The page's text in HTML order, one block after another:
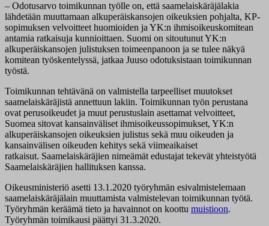
– Odotusarvo toimikunnan työlle on, että saamelaiskäräjälakia
lähdetään muuttamaan alkuperäiskansojen oikeuksien pohjalta, KP-
sopimuksen velvoitteet huomioiden ja YK:n ihmisoikeuskomitean
antamia ratkaisuja kunnioittaen. Suomi on sitoutunut YK:n
alkuperäiskansojen julistuksen toimeenpanoon ja se tulee näkyä
komitean työskentelyssä, jatkaa Juuso odotuksistaan toimikunnan
työstä.
Toimikunnan tehtävänä on valmistella tarpeelliset muutokset
saamelaiskäräjistä annettuun lakiin. Toimikunnan työn perustana
ovat perusoikeudet ja muut perustuslain asettamat velvoitteet,
Suomea sitovat kansainväliset ihmisoikeussopimukset, YK:n
alkuperäiskansojen oikeuksien julistus sekä muu oikeuden ja
kansainvälisen oikeuden kehitys sekä viimeaikaiset
ratkaisut. Saamelaiskäräjien nimeämät edustajat tekevät yhteistyötä
Saamelaiskäräjien hallituksen kanssa.
Oikeusministeriö asetti 13.1.2020 työryhmän esivalmistelemaan
saamelaiskäräjälain muuttamista valmistelevan toimikunnan työtä.
Työryhmän keräämä tieto ja havainnot on koottu muistioon.
Työryhmän toimikausi päättyi 31.3.2020.